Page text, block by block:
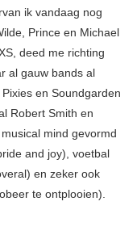
ik vandaag nog
Prince en Michael
deed me richting
al gauw bands al
en Soundgarden
Robert Smith en
mind gevormd
and joy), voetbal
en zeker ook
te ontplooien).